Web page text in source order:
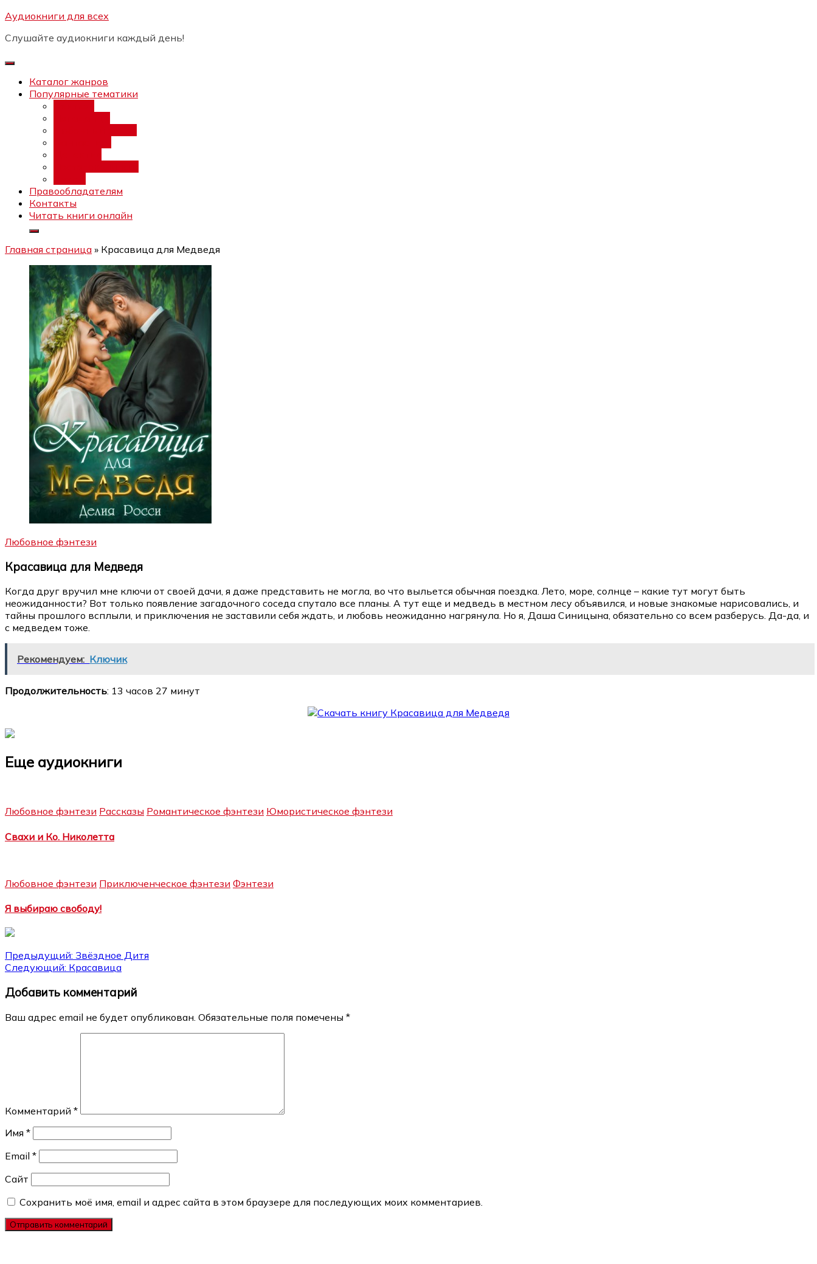
Перейти
содержимому
Аудиокниги для всех
Слушайте аудиокниги каждый день!
Каталог жанров
Популярные тематики
Правообладателям
Контакты
Читать книги онлайн
Главная страница » Красавица для Медведя
Любовное фэнтези
Красавица для Медведя
Когда друг вручил мне ключи от своей дачи, я даже представить не могла, во что выльется обычная поездка. Лето, море, солнце – какие тут могут быть
неожиданности? Вот только появление загадочного соседа спутало все планы. А тут еще и медведь в местном лесу объявился, и новые знакомые нарисовались, и
тайны прошлого всплыли, и приключения не заставили себя ждать, и любовь неожиданно нагрянула. Но я, Даша Синицына, обязательно со всем разберусь. Да-да, и
с медведем тоже.
Рекомендуем: Ключик
Продолжительность: 13 часов 27 минут
Еще аудиокниги
Любовное фэнтези Рассказы Романтическое фэнтези Юмористическое фэнтези
Свахи и Ко. Николетта
Любовное фэнтези Приключенческое фэнтези Фэнтези
Я выбираю свободу!
Навигация
по
записям
Предыдущий: Звёздное Дитя
Следующий: Красавица
Добавить комментарий
Ваш адрес email не будет опубликован. Обязательные поля помечены *
Комментарий *
Имя *
Email *
Сайт
Сохранить моё имя, email и адрес сайта в этом браузере для последующих моих комментариев.